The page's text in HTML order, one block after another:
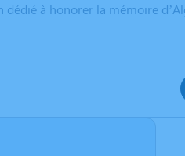
à honorer la mémoire